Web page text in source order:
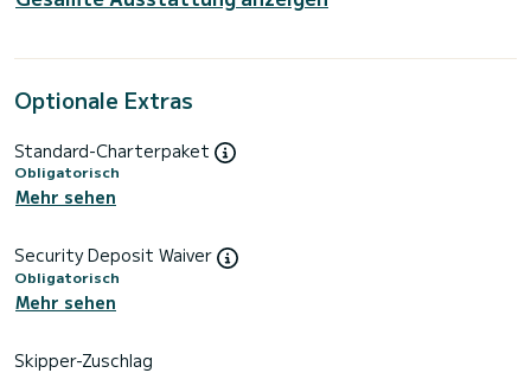
Optionale Extras
Standard-Charterpaket
Obligatorisch
Mehr sehen
Security Deposit Waiver
Obligatorisch
Mehr sehen
Skipper-Zuschlag